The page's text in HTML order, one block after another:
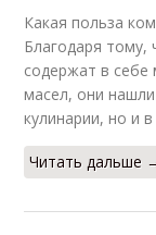
Какая польза
Благодаря
содержат в себе
масел, они
кулинарии, но и
Читать дальше